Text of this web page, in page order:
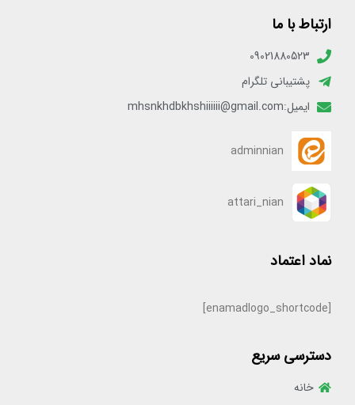
ارتباط با ما
09021880523
پشتیبانی تلگرام
ایمیل:mhsnkhdbkhshiiiiii@gmail.com
adminnian
attari_nian
نماد اعتماد
[enamadlogo_shortcode]
دسترسی سریع
خانه